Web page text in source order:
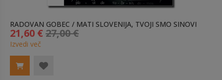
RADOVAN GOBEC / MATI SLOVENIJA, TVOJI SMO SINOVI
21,60 € 27,00 €
Izvedi več